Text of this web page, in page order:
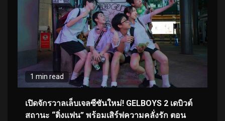
1 min read
เปิดจักรวาลเล็บเจลซีซันใหม่! GELBOYS 2 เดบิวต์
สถานะ “ติ่งแฟน” พร้อมเสิร์ฟความคลั่งรัก ตอน